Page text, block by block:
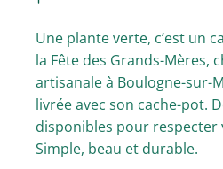
Une plante verte, c’est un
la Fête des Grands-Mères,
artisanale à Boulogne-sur-
livrée avec son cache-pot.
disponibles pour respecter
Simple, beau et durable.